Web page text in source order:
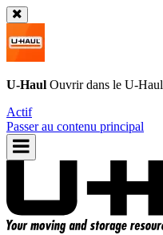
U-Haul Ouvrir dans le U-Haul
Actif
Passer au contenu principal